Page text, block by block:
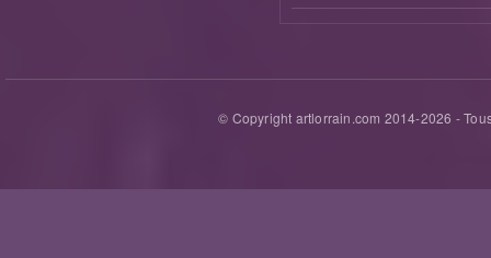
© Copyright artlorrain.com 2014-2026 -